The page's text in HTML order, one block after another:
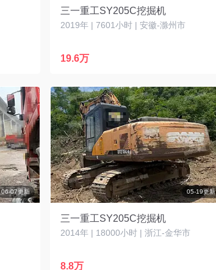
三一重工SY205C挖掘机
2019年 | 7601小时 | 安徽-滁州市
19.6万
06-07更新 05-19更新
三一重工SY205C挖掘机
2014年 | 18000小时 | 浙江-金华市
8.8万